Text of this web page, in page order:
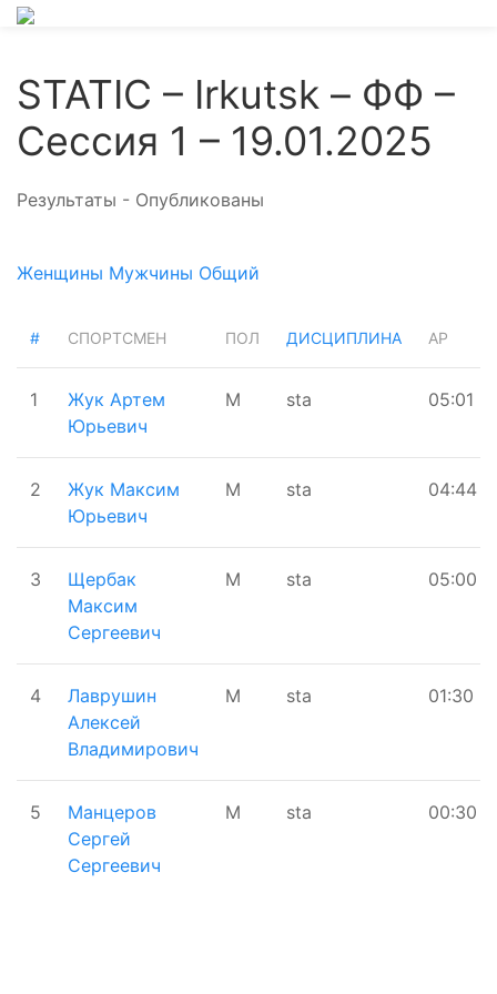
STATIC – Irkutsk – ФФ –
Сессия 1 – 19.01.2025
Результаты - Опубликованы
Женщины Мужчины Общий
# СПОРТСМЕН ПОЛ ДИСЦИПЛИНА AP
1
Жук Артем
Юрьевич
М sta 05:01
2
Жук Максим
Юрьевич
М sta 04:44
3
Щербак
Максим
Сергеевич
М sta 05:00
4
Лаврушин
Алексей
Владимирович
М sta 01:30
5
Манцеров
Сергей
Сергеевич
М sta 00:30